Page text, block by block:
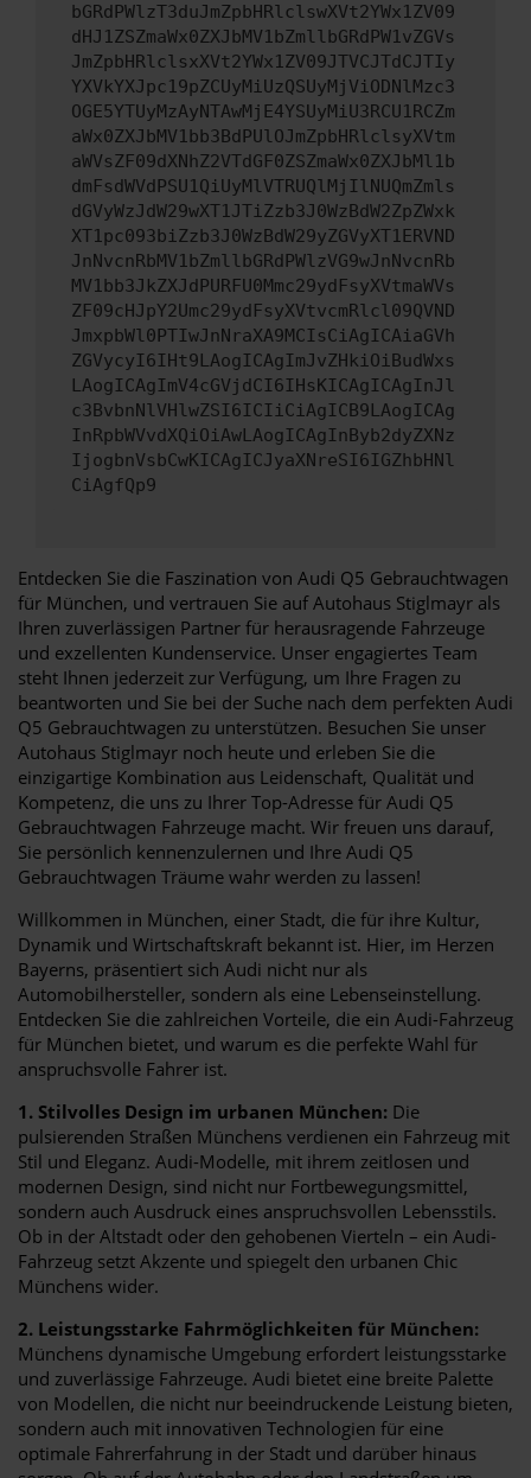
bGRdPWlzT3duJmZpbHRlclswXVt2YWx1ZV09
dHJ1ZSZmaWx0ZXJbMV1bZmllbGRdPW1vZGVs
JmZpbHRlclsxXVt2YWx1ZV09JTVCJTdCJTIy
YXVkYXJpc19pZCUyMiUzQSUyMjViODNlMzc3
OGE5YTUyMzAyNTAwMjE4YSUyMiU3RCU1RCZm
aWx0ZXJbMV1bb3BdPUlOJmZpbHRlclsyXVtm
aWVsZF09dXNhZ2VTdGF0ZSZmaWx0ZXJbMl1b
dmFsdWVdPSU1QiUyMlVTRUQlMjIlNUQmZmls
dGVyWzJdW29wXT1JTiZzb3J0WzBdW2ZpZWxk
XT1pc093biZzb3J0WzBdW29yZGVyXT1ERVND
JnNvcnRbMV1bZmllbGRdPWlzVG9wJnNvcnRb
MV1bb3JkZXJdPURFU0Mmc29ydFsyXVtmaWVs
ZF09cHJpY2Umc29ydFsyXVtvcmRlcl09QVND
JmxpbWl0PTIwJnNraXA9MCIsCiAgICAiaGVh
ZGVycyI6IHt9LAogICAgImJvZHkiOiBudWxs
LAogICAgImV4cGVjdCI6IHsKICAgICAgInJl
c3BvbnNlVHlwZSI6ICIiCiAgICB9LAogICAg
InRpbWVvdXQiOiAwLAogICAgInByb2dyZXNz
IjogbnVsbCwKICAgICJyaXNreSI6IGZhbHNl
CiAgfQp9
Entdecken Sie die Faszination von Audi Q5 Gebrauchtwagen
für München, und vertrauen Sie auf Autohaus Stiglmayr als
Ihren zuverlässigen Partner für herausragende Fahrzeuge
und exzellenten Kundenservice. Unser engagiertes Team
steht Ihnen jederzeit zur Verfügung, um Ihre Fragen zu
beantworten und Sie bei der Suche nach dem perfekten Audi
Q5 Gebrauchtwagen zu unterstützen. Besuchen Sie unser
Autohaus Stiglmayr noch heute und erleben Sie die
einzigartige Kombination aus Leidenschaft, Qualität und
Kompetenz, die uns zu Ihrer Top-Adresse für Audi Q5
Gebrauchtwagen Fahrzeuge macht. Wir freuen uns darauf,
Sie persönlich kennenzulernen und Ihre Audi Q5
Gebrauchtwagen Träume wahr werden zu lassen!
Willkommen in München, einer Stadt, die für ihre Kultur,
Dynamik und Wirtschaftskraft bekannt ist. Hier, im Herzen
Bayerns, präsentiert sich Audi nicht nur als
Automobilhersteller, sondern als eine Lebenseinstellung.
Entdecken Sie die zahlreichen Vorteile, die ein Audi-Fahrzeug
für München bietet, und warum es die perfekte Wahl für
anspruchsvolle Fahrer ist.
1. Stilvolles Design im urbanen München: Die
pulsierenden Straßen Münchens verdienen ein Fahrzeug mit
Stil und Eleganz. Audi-Modelle, mit ihrem zeitlosen und
modernen Design, sind nicht nur Fortbewegungsmittel,
sondern auch Ausdruck eines anspruchsvollen Lebensstils.
Ob in der Altstadt oder den gehobenen Vierteln – ein Audi-
Fahrzeug setzt Akzente und spiegelt den urbanen Chic
Münchens wider.
2. Leistungsstarke Fahrmöglichkeiten für München:
Münchens dynamische Umgebung erfordert leistungsstarke
und zuverlässige Fahrzeuge. Audi bietet eine breite Palette
von Modellen, die nicht nur beeindruckende Leistung bieten,
sondern auch mit innovativen Technologien für eine
optimale Fahrerfahrung in der Stadt und darüber hinaus